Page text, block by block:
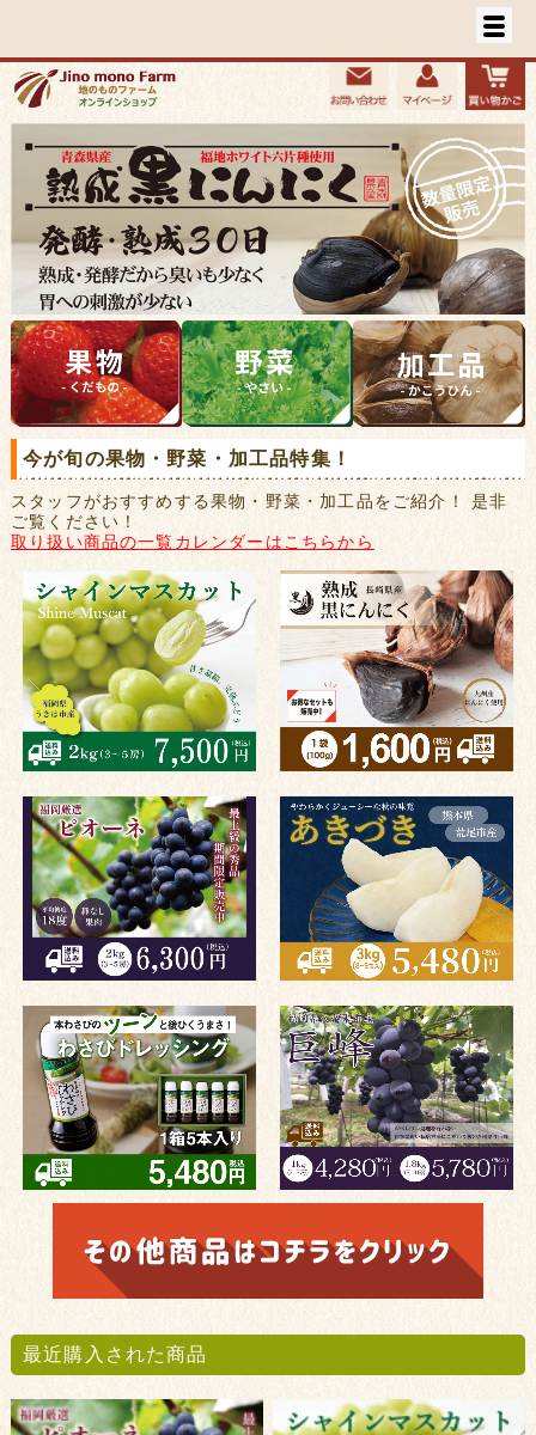
今が旬の果物・野菜・加工品特集！
スタッフがおすすめする果物・野菜・加工品をご紹介！ 是非
ご覧ください！
取り扱い商品の一覧カレンダーはこちらから
最近購入された商品